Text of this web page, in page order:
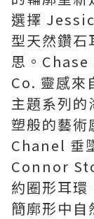
選擇
型天然鑽石
思。
Co. 靈感
主題系列的
塑般的藝
Chanel 垂
Connor
約圈形耳環
簡廓形中自